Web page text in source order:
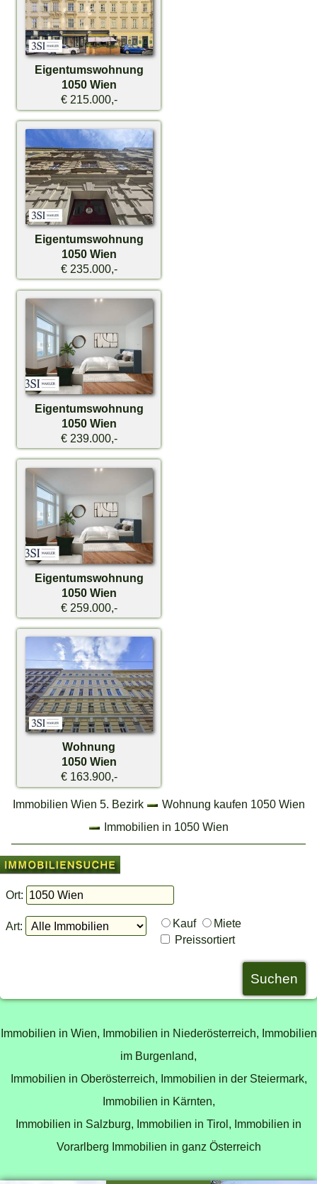
Eigentumswohnung
1050 Wien
€ 215.000,-
Eigentumswohnung
1050 Wien
€ 235.000,-
Eigentumswohnung
1050 Wien
€ 239.000,-
Eigentumswohnung
1050 Wien
€ 259.000,-
Wohnung
1050 Wien
€ 163.900,-
Immobilien Wien 5. Bezirk
Wohnung kaufen 1050 Wien
Immobilien in 1050 Wien
Ort:
Art: Kauf
Miete
Preissortiert
Immobilien in Wien, Immobilien in Niederösterreich, Immobilien
im Burgenland,
Immobilien in Oberösterreich, Immobilien in der Steiermark,
Immobilien in Kärnten,
Immobilien in Salzburg, Immobilien in Tirol, Immobilien in
Vorarlberg Immobilien in ganz Österreich